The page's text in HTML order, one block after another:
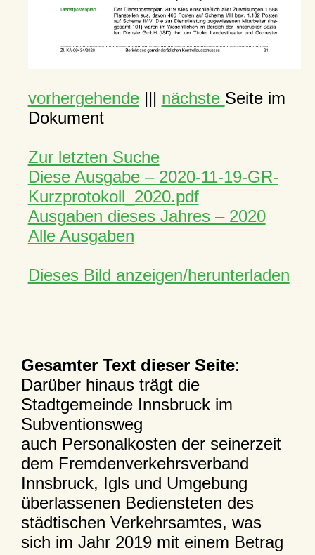
vorhergehende||| nächste Seite im
Dokument
Zur letzten Suche
Diese Ausgabe – 2020-11-19-GR-
Kurzprotokoll_2020.pdf
Ausgaben dieses Jahres – 2020
Alle Ausgaben
Dieses Bild anzeigen/herunterladen
Gesamter Text dieser Seite:
Darüber hinaus trägt die
Stadtgemeinde Innsbruck im
Subventionsweg
auch Personalkosten der seinerzeit
dem Fremdenverkehrsverband
Innsbruck, Igls und Umgebung
überlassenen Bediensteten des
städtischen Verkehrsamtes, was
sich im Jahr 2019 mit einem Betrag